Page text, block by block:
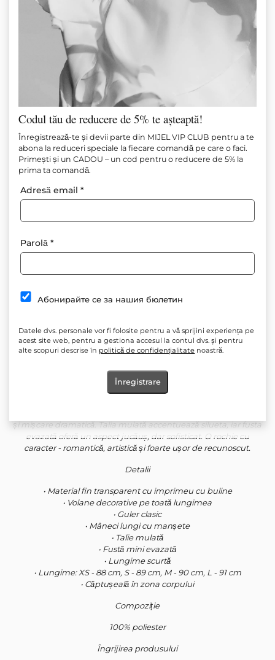
Rochie mini cu buline
Articol № М1660
Limited
135.00€ (264.04 лв.)
M/L XS/S
Cantitate:
În cărucior
Adăugați la favorite
Rochie mini confecționată din material transparent vaporos, cu
și mișcare dramatică. Talia mulată accentuează silueta, iar fusta
evazată oferă un aspect jucăuș, dar sofisticat. O rochie cu
caracter - romantică, artistică și foarte ușor de recunoscut.
Detalii
• Material fin transparent cu imprimeu cu buline
• Volane decorative pe toată lungimea
• Guler clasic
• Mâneci lungi cu manșete
• Talie mulată
• Fustă mini evazată
• Lungime scurtă
• Lungime: XS - 88 cm, S - 89 cm, M - 90 cm, L - 91 cm
• Căptușeală în zona corpului
Compoziție
100% poliester
Îngrijirea produsului
Codul tău de reducere de 5% te așteaptă!
Înregistrează-te și devii parte din MIJEL VIP CLUB pentru a te
abona la reduceri speciale la fiecare comandă pe care o faci.
Primești și un CADOU – un cod pentru o reducere de 5% la
prima ta comandă.
Adresă email*
Parolă*
Абонирайте се за нашия бюлетин
Datele dvs. personale vor fi folosite pentru a vă sprijini experiența pe
acest site web, pentru a gestiona accesul la contul dvs. și pentru
alte scopuri descrise în politică de confidențialitate noastră.
Înregistrare